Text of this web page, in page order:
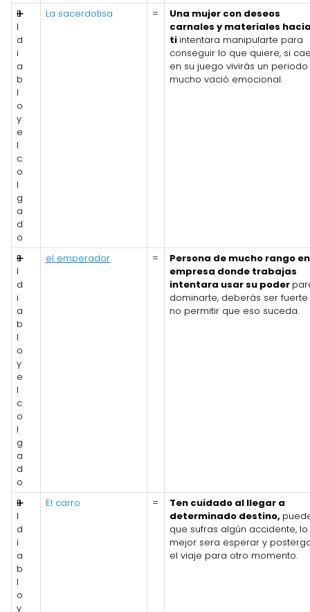
E
l
d
i
a
b
l
o
y
e
l
c
o
l
g
a
d
o
➕ La sacerdotisa =
Una mujer con deseos
carnales y materiales
ti intentara manipularte para
conseguir lo que quiere, si
en su juego vivirás un
mucho vació emocional.
E
l
d
i
a
b
l
o
y
e
l
c
o
l
g
a
d
o
➕ el emperador =
Persona de mucho rango
empresa donde trabajas
intentara usar su poder
dominarte, deberás ser fuerte
no permitir que eso suceda.
E
l
d
i
a
b
l
o
y
➕ El carro =
Ten cuidado al llegar a
determinado destino,
que sufras algún accidente, lo
mejor sera esperar y
el viaje para otro momento.